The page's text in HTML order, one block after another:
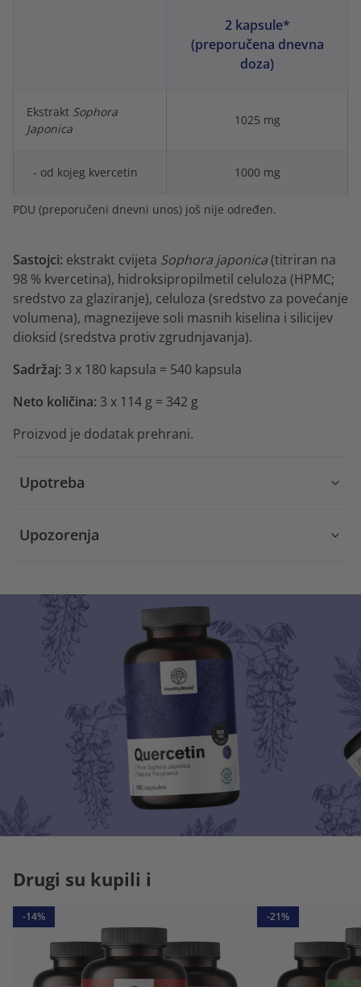
2 kapsule*
(preporučena dnevna
doza)
Ekstrakt Sophora
Japonica
1025 mg
- od kojeg kvercetin 1000 mg
PDU (preporučeni dnevni unos) još nije određen.
Sastojci: ekstrakt cvijeta Sophora japonica(titriran na
98 % kvercetina), hidroksipropilmetil celuloza (HPMC;
sredstvo za glaziranje), celuloza (sredstvo za povećanje
volumena), magnezijeve soli masnih kiselina i silicijev
dioksid (sredstva protiv zgrudnjavanja).
Sadržaj: 3 x 180 kapsula = 540 kapsula
Neto količina: 3 x 114 g = 342 g
Proizvod je dodatak prehrani.
Upotreba
Upozorenja
Drugi su kupili i
-14% -21%